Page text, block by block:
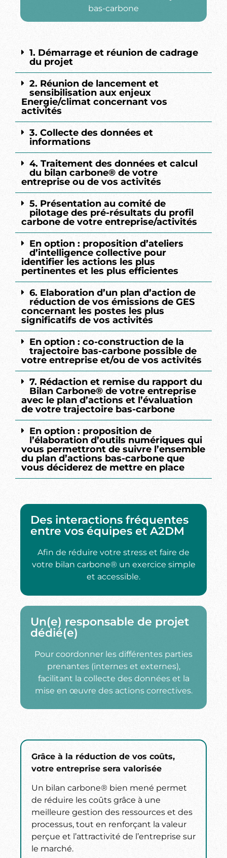
bas-carbone
1. Démarrage et réunion de cadrage
du projet
2. Réunion de lancement et
sensibilisation aux enjeux
Energie/climat concernant vos
activités
3. Collecte des données et
informations
4. Traitement des données et calcul
du bilan carbone® de votre
entreprise ou de vos activités
5. Présentation au comité de
pilotage des pré-résultats du profil
carbone de votre entreprise/activités
En option : proposition d’ateliers
d’intelligence collective pour
identifier les actions les plus
pertinentes et les plus efficientes
6. Elaboration d’un plan d’action de
réduction de vos émissions de GES
concernant les postes les plus
significatifs de vos activités
En option : co-construction de la
trajectoire bas-carbone possible de
votre entreprise et/ou de vos activités
7. Rédaction et remise du rapport du
Bilan Carbone® de votre entreprise
avec le plan d’actions et l’évaluation
de votre trajectoire bas-carbone
En option : proposition de
l’élaboration d’outils numériques qui
vous permettront de suivre l’ensemble
du plan d’actions bas-carbone que
vous déciderez de mettre en place
Des interactions fréquentes
entre vos équipes et A2DM
Afin de réduire votre stress et faire de
votre bilan carbone® un exercice simple
et accessible.
Un(e) responsable de projet
dédié(e)
Pour coordonner les différentes parties
prenantes (internes et externes),
facilitant la collecte des données et la
mise en œuvre des actions correctives.
Grâce à la réduction de vos coûts,
votre entreprise sera valorisée
Un bilan carbone® bien mené permet
de réduire les coûts grâce à une
meilleure gestion des ressources et des
processus, tout en renforçant la valeur
perçue et l’attractivité de l’entreprise sur
le marché.